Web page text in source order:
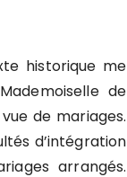
historique me
de
de mariages.
d’intégration
arrangés.